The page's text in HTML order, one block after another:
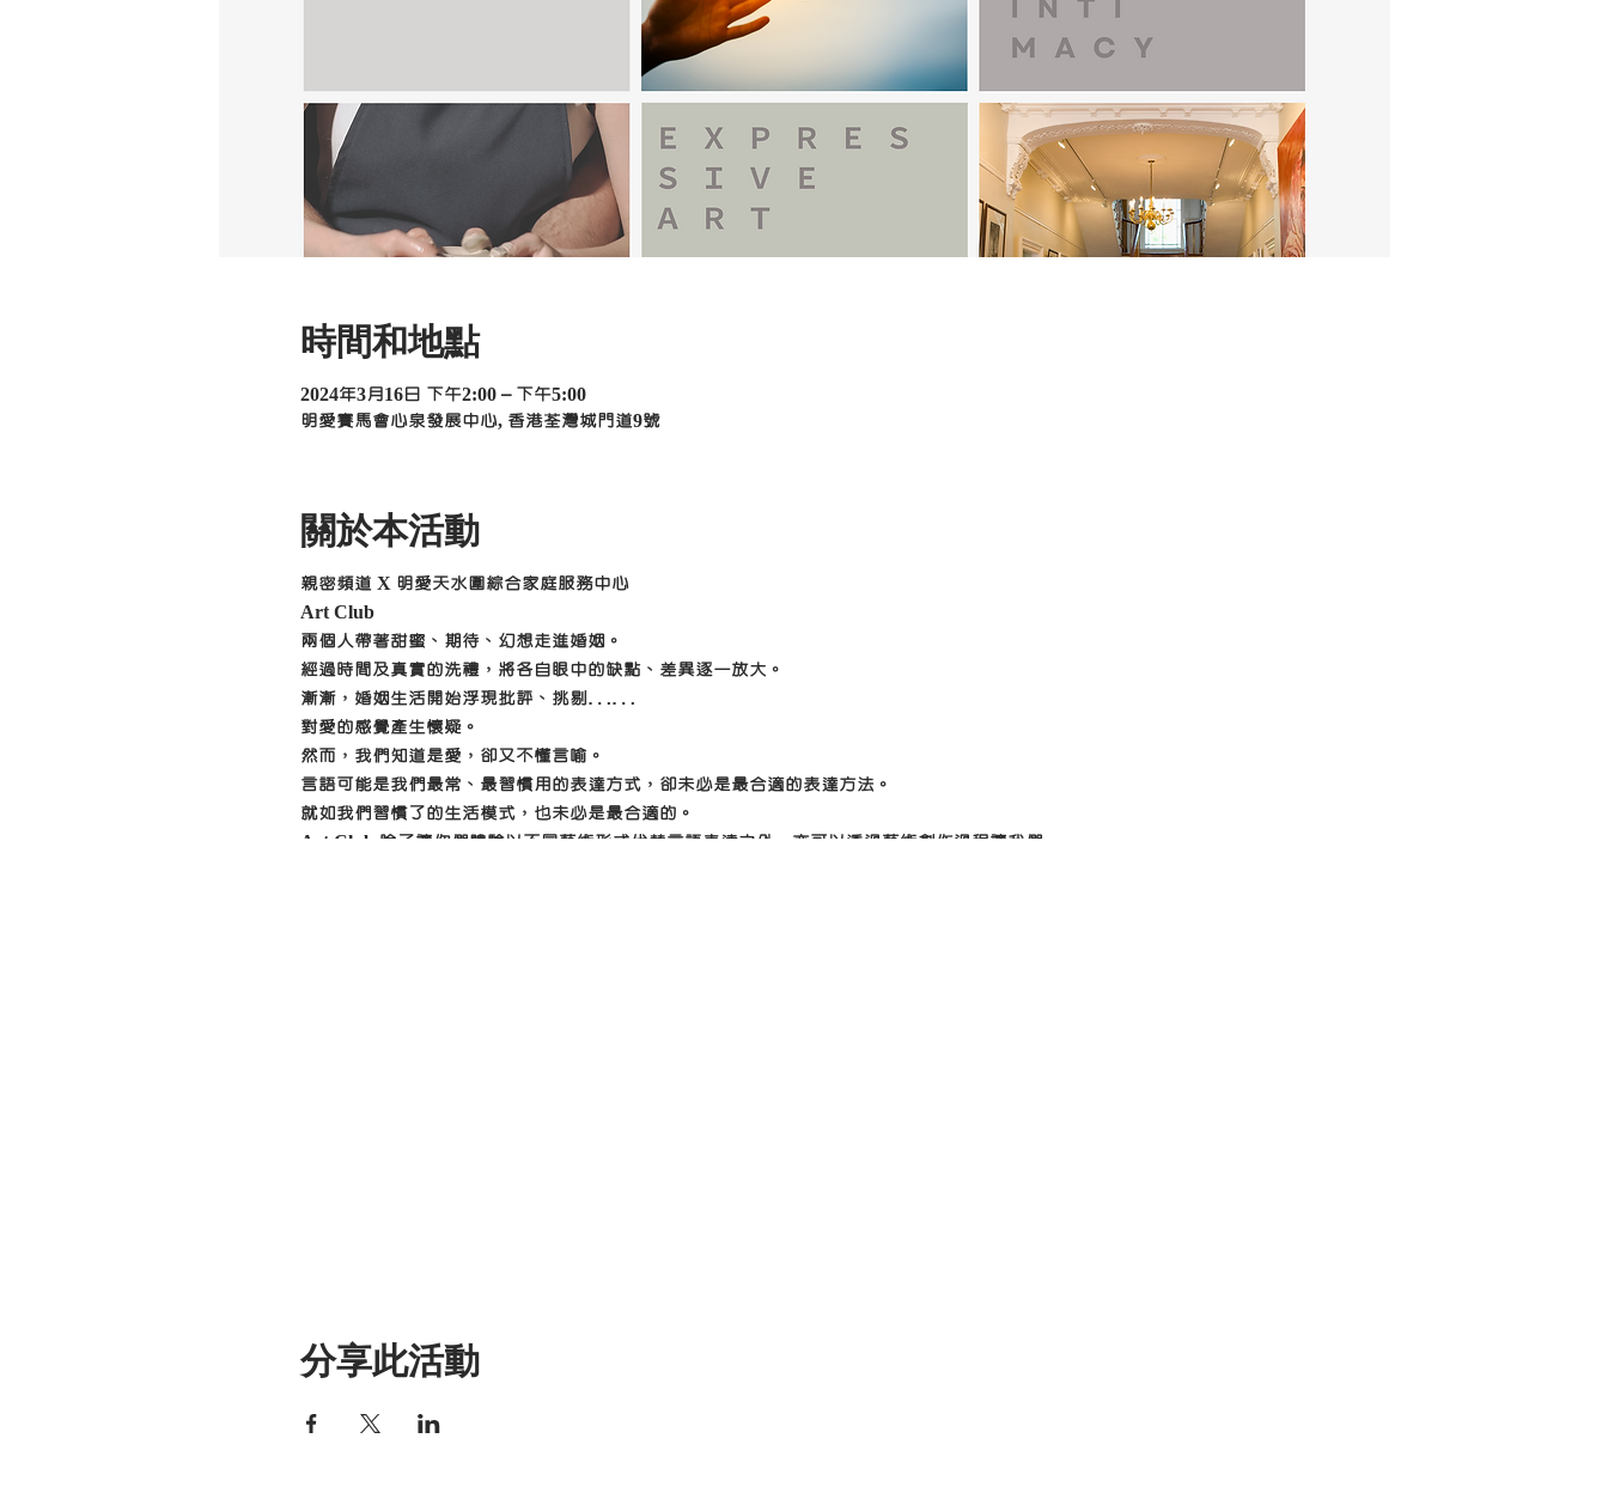
時間和地點
2024年3月16日 下午2:00 – 下午5:00
明愛賽馬會心泉發展中心, 香港荃灣城門道9號
關於本活動
親密頻道 X 明愛天水圍綜合家庭服務中心
Art Club
兩個人帶著甜蜜、期待、幻想走進婚姻。
經過時間及真實的洗禮，將各自眼中的缺點、差異逐一放大。
漸漸，婚姻生活開始浮現批評、挑剔……
對愛的感覺產生懷疑。
然而，我們知道是愛，卻又不懂言喻。
言語可能是我們最常、最習慣用的表達方式，卻未必是最合適的表達方法。
就如我們習慣了的生活模式，也未必是最合適的。
Art Club 除了讓你們體驗以不同藝術形式代替言語表達之外，亦可以透過藝術創作過程讓我們
分享此活動